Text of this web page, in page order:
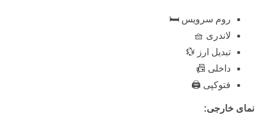
روم سرویس 🛏️
لاندری 🧺
تبدیل ارز 💱
داخلی 📠
فتوکپی 🖨️
نمای خارجی: